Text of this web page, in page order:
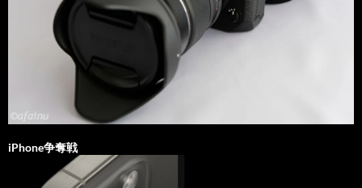
iPhone争奪戦